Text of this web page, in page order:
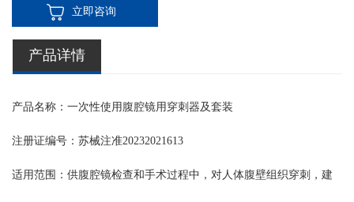
立即咨询
产品详情
产品名称：一次性使用腹腔镜用穿刺器及套装
注册证编号：苏械注准20232021613
适用范围：供腹腔镜检查和手术过程中，对人体腹壁组织穿刺，建